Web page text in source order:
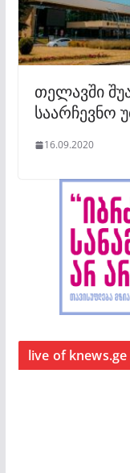
თელავში
საარჩევნო
16.09.2020
live of knews.ge